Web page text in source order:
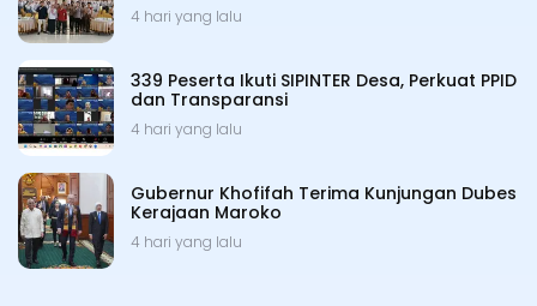
4 hari yang lalu
339 Peserta Ikuti SIPINTER Desa, Perkuat PPID
dan Transparansi
4 hari yang lalu
Gubernur Khofifah Terima Kunjungan Dubes
Kerajaan Maroko
4 hari yang lalu